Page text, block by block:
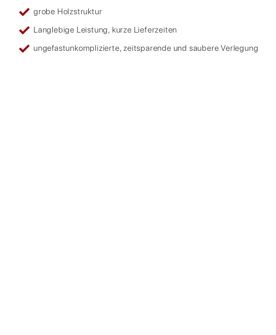
grobe Holzstruktur
Langlebige Leistung, kurze Lieferzeiten
ungefastunkomplizierte, zeitsparende und saubere Verlegung